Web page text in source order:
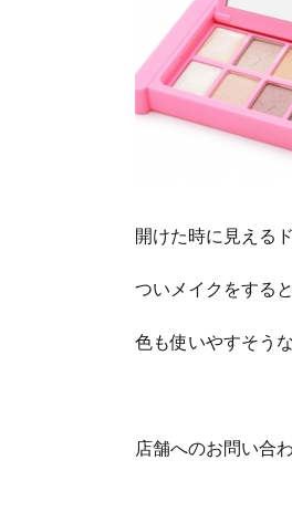
開けた時に見える
ついメイクをする
色も使いやすそう
店舗へのお問い合